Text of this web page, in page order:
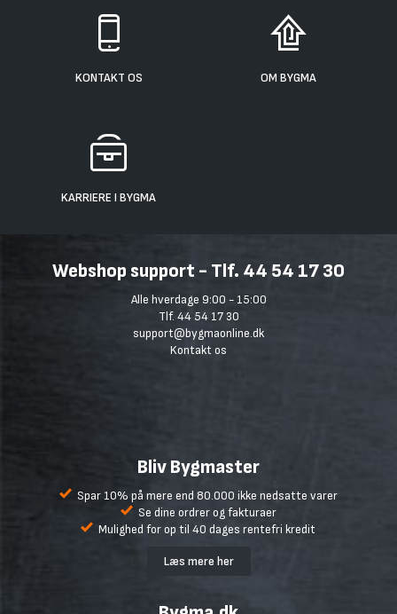
KONTAKT OS OM BYGMA
KARRIERE I BYGMA
Webshop support - Tlf. 44 54 17 30
Alle hverdage 9:00 - 15:00
Tlf. 44 54 17 30
support@bygmaonline.dk
Kontakt os
Bliv Bygmaster
Spar 10% på mere end 80.000 ikke nedsatte varer
Se dine ordrer og fakturaer
Mulighed for op til 40 dages rentefri kredit
Læs mere her